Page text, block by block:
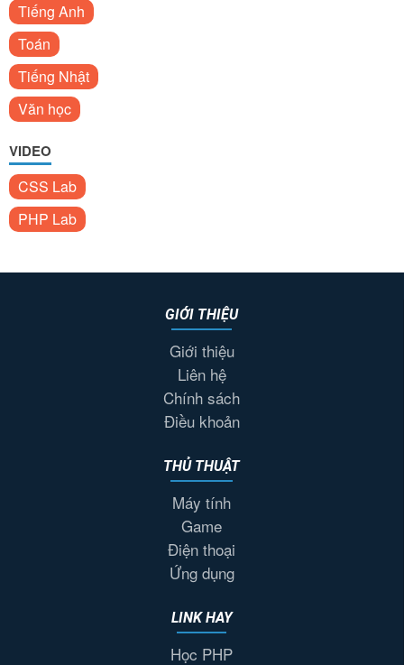
Tiếng Anh
Toán
Tiếng Nhật
Văn học
VIDEO
CSS Lab
PHP Lab
GIỚI THIỆU
Giới thiệu
Liên hệ
Chính sách
Điều khoản
THỦ THUẬT
Máy tính
Game
Điện thoại
Ứng dụng
LINK HAY
Học PHP